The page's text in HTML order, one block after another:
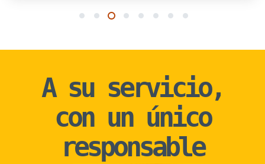
1 2 3 4 5 6 7 8
A su servicio,
con un único
responsable